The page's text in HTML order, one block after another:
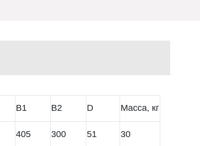
В1 В2 D Масса, кг
405 300 51 30